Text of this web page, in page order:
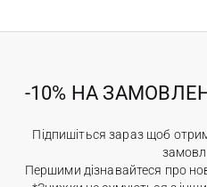
-10% НА
Підпишіться зараз щоб
Першими дізнавайтеся про